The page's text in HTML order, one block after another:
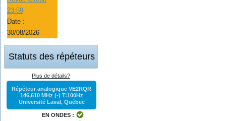
23:59
Date :
30/08/2026
Statuts des répéteurs
Plus de détails?
Répéteur analogique VE2RQR
146,610 MHz (-) T:100Hz
Université Laval, Québec
EN ONDES :